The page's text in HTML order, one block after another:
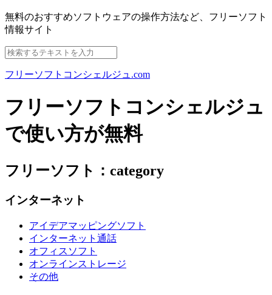
無料のおすすめソフトウェアの操作方法など、 フリーソフト
情報サイト
フリーソフトコンシェルジュ.com
フリーソフトコンシェルジュ
で使い方が無料
フリーソフト：category
インターネット
アイデアマッピングソフト
インターネット通話
オフィスソフト
オンラインストレージ
その他